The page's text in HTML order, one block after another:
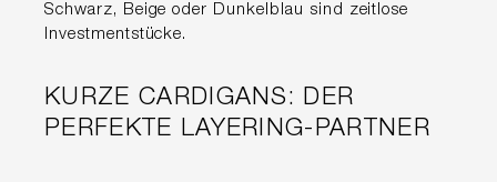
Schwarz, Beige oder Dunkelblau sind zeitlose
Investmentstücke.
KURZE CARDIGANS: DER
PERFEKTE LAYERING-PARTNER